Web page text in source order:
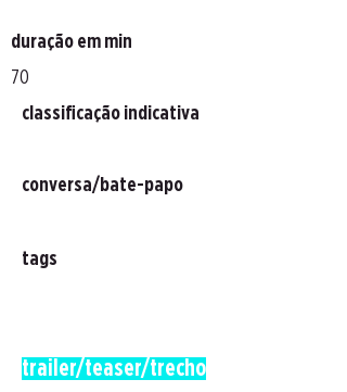
duração em min
70
classificação indicativa
conversa/bate-papo
tags
trailer/teaser/trecho